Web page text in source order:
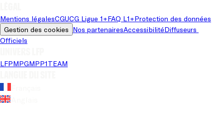
Mentions légalesCGUCG Ligue 1+FAQ L1+Protection des données
Gestion des cookies Nos partenairesAccessibilitéDiffuseurs
Officiels
LFPMPGMPP1TEAM